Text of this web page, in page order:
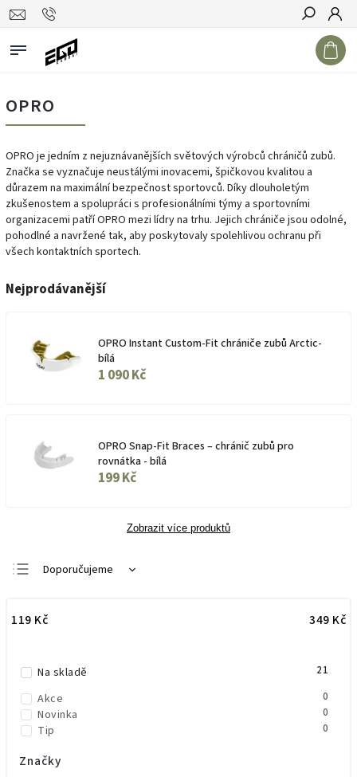
Hledat
OPRO
OPRO je jedním z nejuznávanějších světových výrobců chráničů zubů.
Značka se vyznačuje neustálými inovacemi, špičkovou kvalitou a
důrazem na maximální bezpečnost sportovců. Díky dlouholetým
zkušenostem a spolupráci s profesionálními týmy a sportovními
organizacemi patří OPRO mezi lídry na trhu. Jejich chrániče jsou odolné,
pohodlné a navržené tak, aby poskytovaly spolehlivou ochranu při
všech kontaktních sportech.
Nejprodávanější
OPRO Instant Custom-Fit chrániče zubů Arctic-
bílá
1 090 Kč
OPRO Snap-Fit Braces – chránič zubů pro
rovnátka - bílá
199 Kč
Zobrazit více produktů
Doporučujeme
Nejdražší
Abecedně
119 Kč 349 Kč
Na skladě 21
Akce 0
Novinka 0
Tip 0
Značky